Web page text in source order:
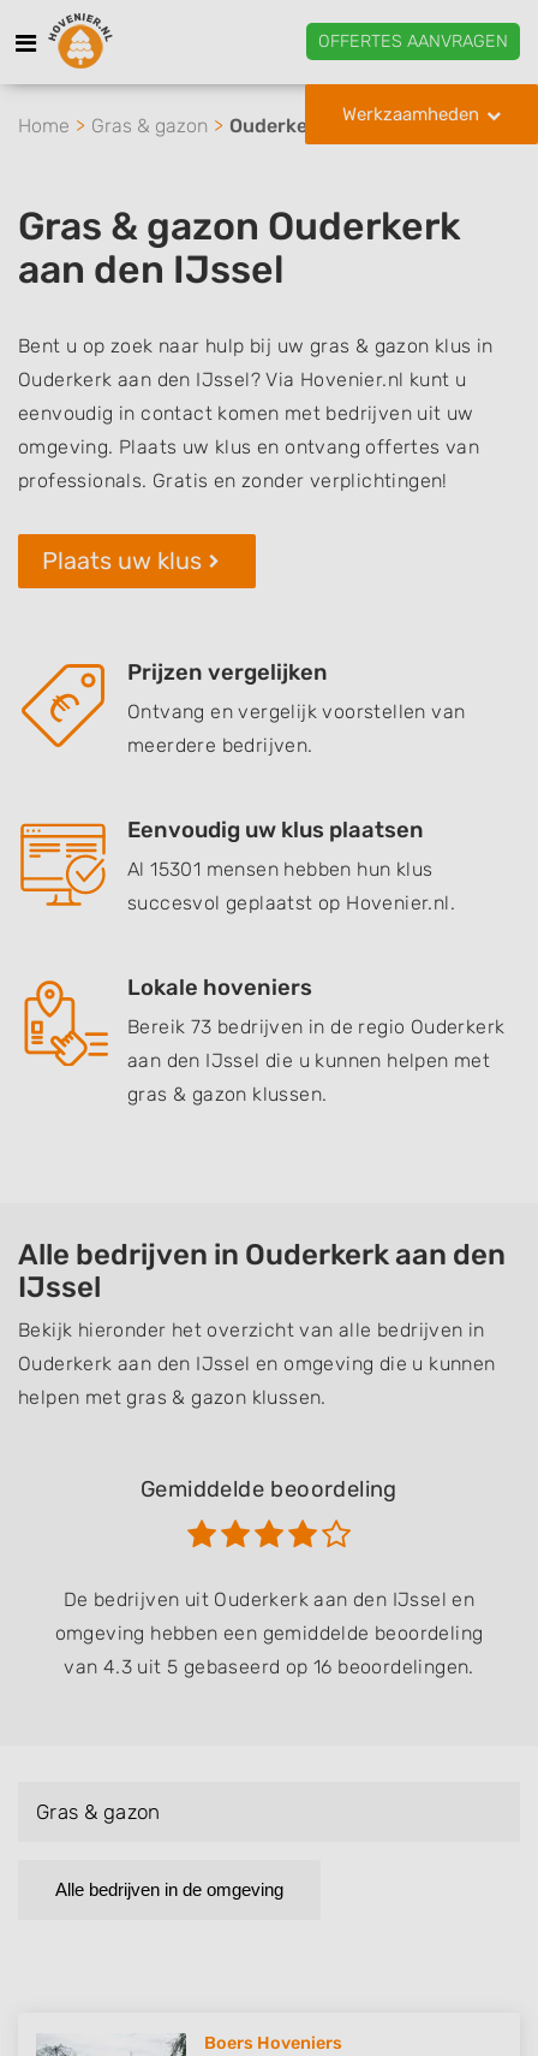
OFFERTES AANVRAGEN
Werkzaamheden
Home Gras & gazon Ouderkerk aan den IJssel
Gras & gazon Ouderkerk
aan den IJssel
Bent u op zoek naar hulp bij uw gras & gazon klus in
Ouderkerk aan den IJssel? Via Hovenier.nl kunt u
eenvoudig in contact komen met bedrijven uit uw
omgeving. Plaats uw klus en ontvang offertes van
professionals. Gratis en zonder verplichtingen!
Plaats uw klus
Prijzen vergelijken
Ontvang en vergelijk voorstellen van
meerdere bedrijven.
Eenvoudig uw klus plaatsen
Al 15301 mensen hebben hun klus
succesvol geplaatst op Hovenier.nl.
Lokale hoveniers
Bereik 73 bedrijven in de regio Ouderkerk
aan den IJssel die u kunnen helpen met
gras & gazon klussen.
Alle bedrijven in Ouderkerk aan den
IJssel
Bekijk hieronder het overzicht van alle bedrijven in
Ouderkerk aan den IJssel en omgeving die u kunnen
helpen met gras & gazon klussen.
Gemiddelde beoordeling
De bedrijven uit Ouderkerk aan den IJssel en
omgeving hebben een gemiddelde beoordeling
van 4.3 uit 5 gebaseerd op 16 beoordelingen.
Gras & gazon
Alle bedrijven in de omgeving
Boers Hoveniers